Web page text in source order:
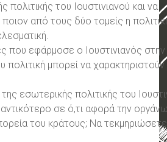
πολιτικής του Ιουστινιανού και να
από τους δύο τομείς η
που εφάρμοσε ο Ιουστινιανός στην
πολιτική μπορεί να χαρακτηριστούν
εσωτερικής πολιτικής του
σε ό,τι αφορά την
του κράτους; Να